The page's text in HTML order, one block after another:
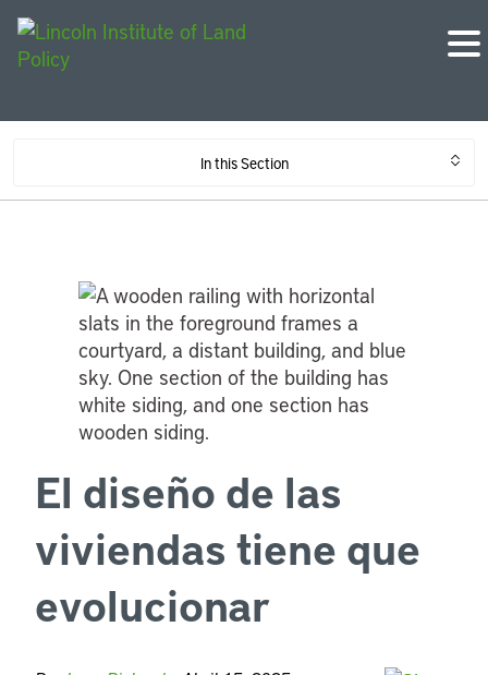
In this Section
El diseño de las
viviendas tiene que
evolucionar